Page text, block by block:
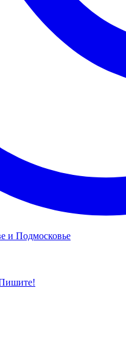
и Подмосковье